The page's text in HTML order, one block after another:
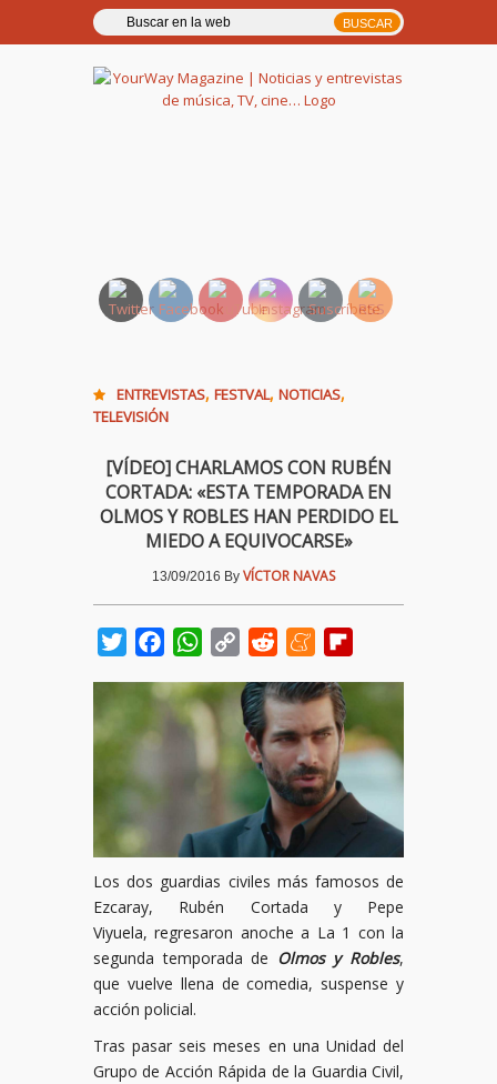
ENTREVISTAS, FESTVAL, NOTICIAS,
TELEVISIÓN
[VÍDEO] CHARLAMOS CON RUBÉN
CORTADA: «ESTA TEMPORADA EN
OLMOS Y ROBLES HAN PERDIDO EL
MIEDO A EQUIVOCARSE»
13/09/2016 By VÍCTOR NAVAS
TwitterFacebookWhatsApp
Copy
Reddit Meneame
Los dos guardias civiles más famosos de
Ezcaray, Rubén Cortada y Pepe
Viyuela, regresaron anoche a La 1 con la
segunda temporada de Olmos y Robles,
que vuelve llena de comedia, suspense y
acción policial.
Tras pasar seis meses en una Unidad del
Grupo de Acción Rápida de la Guardia Civil,